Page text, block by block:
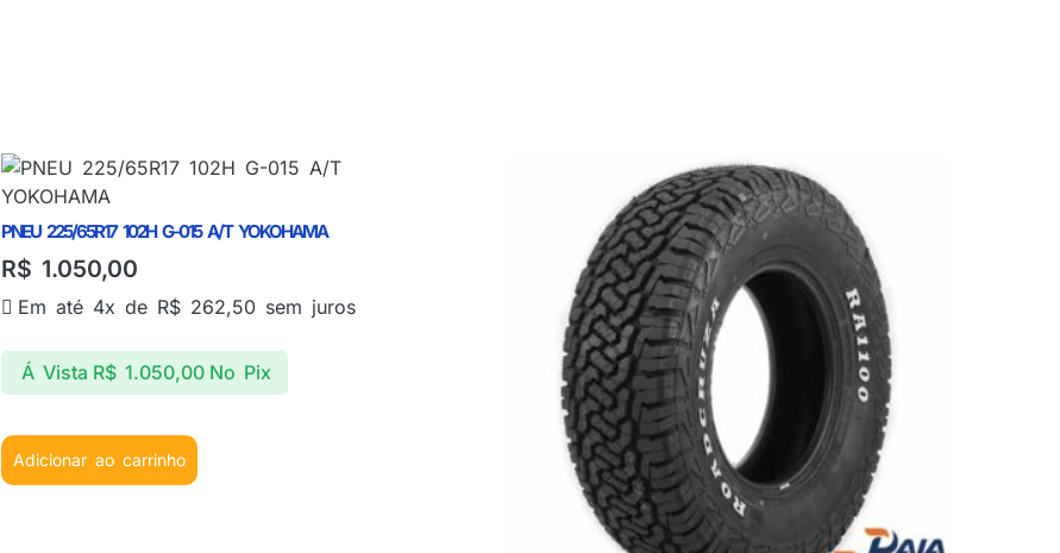
PNEU 225/65R17 102H G-015 A/T YOKOHAMA
R$ 1.050,00
Em até 4x de R$262,50 sem juros
Á Vista R$ 1.050,00 No Pix
Adicionar ao carrinho